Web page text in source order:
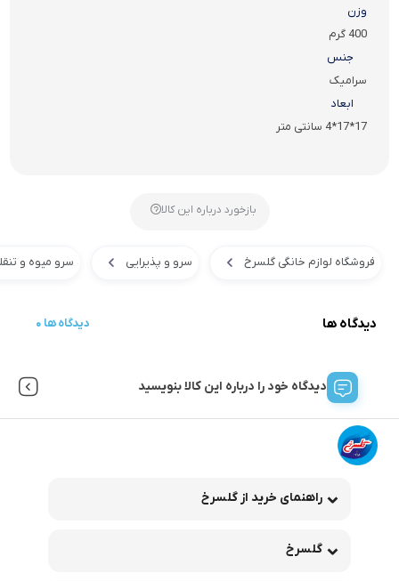
وزن
400 گرم
جنس
سرامیک
ابعاد
17*17*4 سانتی متر
بازخورد درباره این کالا
فروشگاه لوازم خانگی گلسرخ سرو و پذیرایی سرو میوه و
دیدگاه ها 0 دیدگاه ها
دیدگاه خود را درباره این کالا بنویسید
راهنمای خرید از گلسرخ
گلسرخ